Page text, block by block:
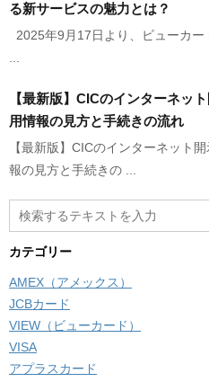
る新サービスの魅力とは？
2025年9月17日より、ビューカ
【最新版】CICのインターネッ
用情報の見方と手続きの流れ
【最新版】CICのインターネット
報の見方と手続きの ...
カテゴリー
AMEX（アメックス）
JCBカード
VIEW（ビューカード）
VISA
アプラスカード